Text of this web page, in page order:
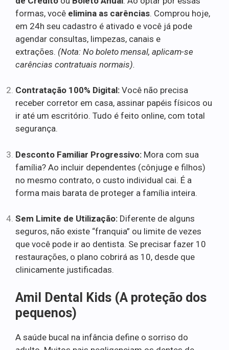
formas, você elimina as carências. Comprou hoje,
em 24h seu cadastro é ativado e você já pode
agendar consultas, limpezas, canais e
extrações. (Nota: No boleto mensal, aplicam-se
carências contratuais normais).
Contratação 100% Digital: Você não precisa
receber corretor em casa, assinar papéis físicos ou
ir até um escritório. Tudo é feito online, com total
segurança.
Desconto Familiar Progressivo: Mora com sua
família? Ao incluir dependentes (cônjuge e filhos)
no mesmo contrato, o custo individual cai. É a
forma mais barata de proteger a família inteira.
Sem Limite de Utilização: Diferente de alguns
seguros, não existe “franquia” ou limite de vezes
que você pode ir ao dentista. Se precisar fazer 10
restaurações, o plano cobrirá as 10, desde que
clinicamente justificadas.
Amil Dental Kids (A proteção dos
pequenos)
A saúde bucal na infância define o sorriso do